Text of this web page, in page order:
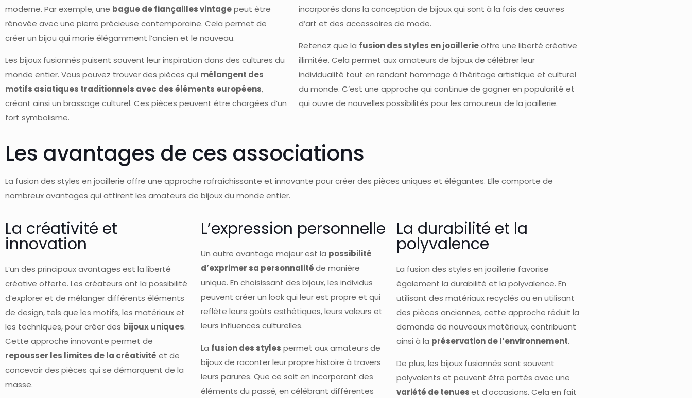
moderne. Par exemple, une bague de fiançailles vintagepeut être
rénovée avec une pierre précieuse contemporaine. Cela permet de
créer un bijou qui marie élégamment l’ancien et le nouveau.
Les bijoux fusionnés puisent souvent leur inspiration dans des cultures du
monde entier. Vous pouvez trouver des pièces qui mélangent des
motifs asiatiques traditionnels avec des éléments européens,
créant ainsi un brassage culturel. Ces pièces peuvent être chargées d’un
fort symbolisme.
incorporés dans la conception de bijoux qui sont à la fois des œuvres
d’art et des accessoires de mode.
Retenez que la fusion des styles en joaillerieoffre une liberté créative
illimitée. Cela permet aux amateurs de bijoux de célébrer leur
individualité tout en rendant hommage à l’héritage artistique et culturel
du monde. C’est une approche qui continue de gagner en popularité et
qui ouvre de nouvelles possibilités pour les amoureux de la joaillerie.
Les avantages de ces associations
La fusion des styles en joaillerie offre une approche rafraîchissante et innovante pour créer des pièces uniques et élégantes. Elle comporte de
nombreux avantages qui attirent les amateurs de bijoux du monde entier.
La créativité et
innovation
L’un des principaux avantages est la liberté
créative offerte. Les créateurs ont la possibilité
d’explorer et de mélanger différents éléments
de design, tels que les motifs, les matériaux et
les techniques, pour créer des bijoux uniques.
Cette approche innovante permet de
repousser les limites de la créativité et de
concevoir des pièces qui se démarquent de la
masse.
L’expression personnelle
Un autre avantage majeur est la possibilité
d’exprimer sa personnalitéde manière
unique. En choisissant des bijoux, les individus
peuvent créer un look qui leur est propre et qui
reflète leurs goûts esthétiques, leurs valeurs et
leurs influences culturelles.
La fusion des styles permet aux amateurs de
bijoux de raconter leur propre histoire à travers
leurs parures. Que ce soit en incorporant des
éléments du passé, en célébrant différentes
La durabilité et la
polyvalence
La fusion des styles en joaillerie favorise
également la durabilité et la polyvalence. En
utilisant des matériaux recyclés ou en utilisant
des pièces anciennes, cette approche réduit la
demande de nouveaux matériaux, contribuant
ainsi à la préservation de l’environnement.
De plus, les bijoux fusionnés sont souvent
polyvalents et peuvent être portés avec une
variété de tenueset d’occasions. Cela en fait